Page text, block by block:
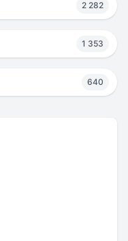
2 282
1 353
640